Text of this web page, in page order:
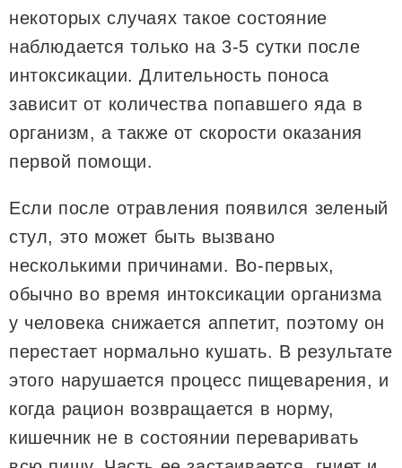
некоторых случаях такое состояние
наблюдается только на 3-5 сутки после
интоксикации. Длительность поноса
зависит от количества попавшего яда в
организм, а также от скорости оказания
первой помощи.
Если после отравления появился зеленый
стул, это может быть вызвано
несколькими причинами. Во-первых,
обычно во время интоксикации организма
у человека снижается аппетит, поэтому он
перестает нормально кушать. В результате
этого нарушается процесс пищеварения, и
когда рацион возвращается в норму,
кишечник не в состоянии переваривать